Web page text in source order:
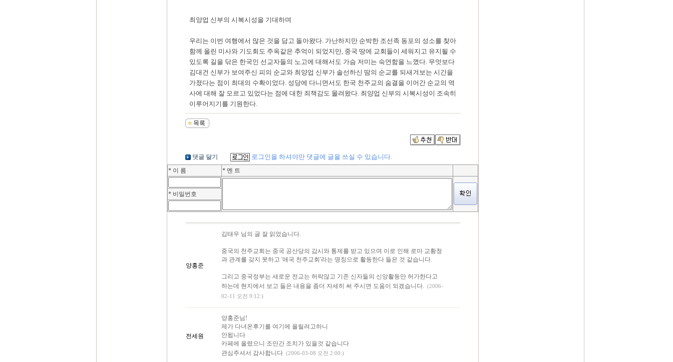
최양업 신부의 시복시성을 기대하며
우리는 이번 여행에서 많은 것을 담고 돌아왔다. 가난하지만 순박한 조선족 동포의 성소를 찾아
함께 올린 미사와 기도회도 주옥같은 추억이 되었지만, 중국 땅에 교회들이 세워지고 유지될 수
있도록 길을 닦은 한국인 선교자들의 노고에 대해서도 가슴 저미는 숙연함을 느꼈다. 무엇보다
김대건 신부가 보여주신 피의 순교와 최양업 신부가 솔선하신 땀의 순교를 되새겨보는 시간을
가졌다는 점이 최대의 수확이었다. 성당에 다니면서도 한국 천주교의 숨결을 이어간 순교의 역
사에 대해 잘 모르고 있었다는 점에 대한 죄책감도 몰려왔다. 최양업 신부의 시복시성이 조속히
이루어지기를 기원한다.
댓글 달기 로그인을 하셔야만 댓글에 글을 쓰실 수 있습니다.
* 이 름 * 멘 트
* 비밀번호
양홍준
김태우 님의 글 잘 읽었습니다.
중국의 천주교회는 중국 공산당의 감시와 통제를 받고 있으며 이로 인해 로마 교황청
과 관계를 갖지 못하고 '애국 천주교회'라는 명칭으로 활동한다 들은 것 같습니다.
그리고 중국정부는 새로운 전교는 허락않고 기존 신자들의 신앙활동만 허가한다고
하는데 현지에서 보고 들은 내용을 좀더 자세히 써 주시면 도움이 되겠습니다.
(2006-
02-11 오전 9:12:)
전세원
양홍준님!
제가 다녀온후기를 여기에 올릴려고하니
안됩니다
카페에 올렸으니 조만간 조치가 있을것 같습니다
관심주셔서 감사합니다 (2006-03-08 오전 2:00:)